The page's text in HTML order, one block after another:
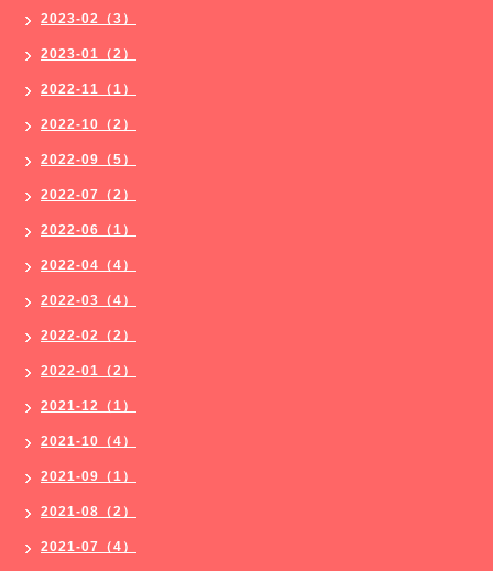
2023-02（3）
2023-01（2）
2022-11（1）
2022-10（2）
2022-09（5）
2022-07（2）
2022-06（1）
2022-04（4）
2022-03（4）
2022-02（2）
2022-01（2）
2021-12（1）
2021-10（4）
2021-09（1）
2021-08（2）
2021-07（4）